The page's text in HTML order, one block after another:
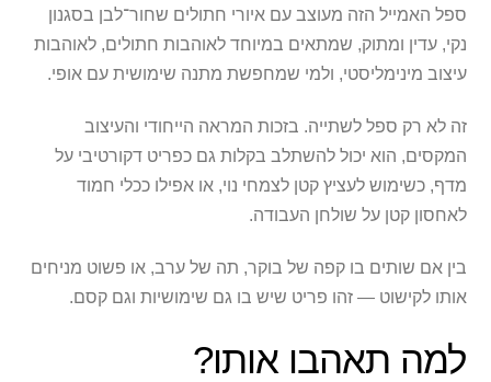
ספל האמייל הזה מעוצב עם איורי חתולים שחור־לבן בסגנון
נקי, עדין ומתוק, שמתאים במיוחד לאוהבות חתולים, לאוהבות
עיצוב מינימליסטי, ולמי שמחפשת מתנה שימושית עם אופי.
זה לא רק ספל לשתייה. בזכות המראה הייחודי והעיצוב
המקסים, הוא יכול להשתלב בקלות גם כפריט דקורטיבי על
מדף, כשימוש לעציץ קטן לצמחי נוי, או אפילו ככלי חמוד
לאחסון קטן על שולחן העבודה.
בין אם שותים בו קפה של בוקר, תה של ערב, או פשוט מניחים
אותו לקישוט — זהו פריט שיש בו גם שימושיות וגם קסם.
למה תאהבו אותו?